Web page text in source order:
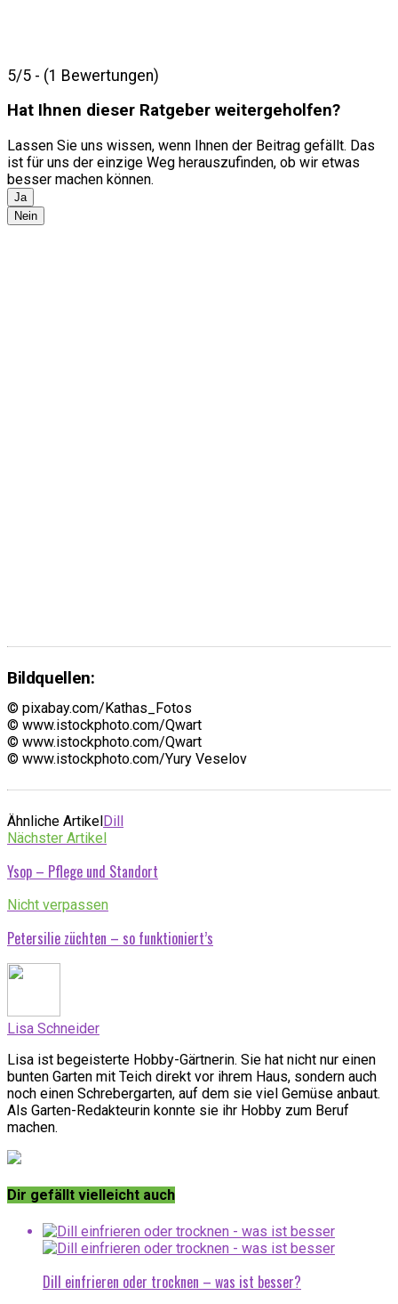
5/5 - (1 Bewertungen)
Hat Ihnen dieser Ratgeber weitergeholfen?
Lassen Sie uns wissen, wenn Ihnen der Beitrag gefällt. Das
ist für uns der einzige Weg herauszufinden, ob wir etwas
besser machen können.
Ja
Nein
Bildquellen:
© pixabay.com/Kathas_Fotos
© www.istockphoto.com/Qwart
© www.istockphoto.com/Qwart
© www.istockphoto.com/Yury Veselov
Ähnliche Artikel Dill
Nächster Artikel
Ysop – Pflege und Standort
Nicht verpassen
Petersilie züchten – so funktioniert’s
Lisa Schneider
Lisa ist begeisterte Hobby-Gärtnerin. Sie hat nicht nur einen
bunten Garten mit Teich direkt vor ihrem Haus, sondern auch
noch einen Schrebergarten, auf dem sie viel Gemüse anbaut.
Als Garten-Redakteurin konnte sie ihr Hobby zum Beruf
machen.
Dir gefällt vielleicht auch
Dill einfrieren oder trocknen – was ist besser?